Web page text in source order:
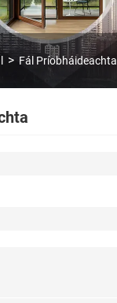
Fál Príobháideachta